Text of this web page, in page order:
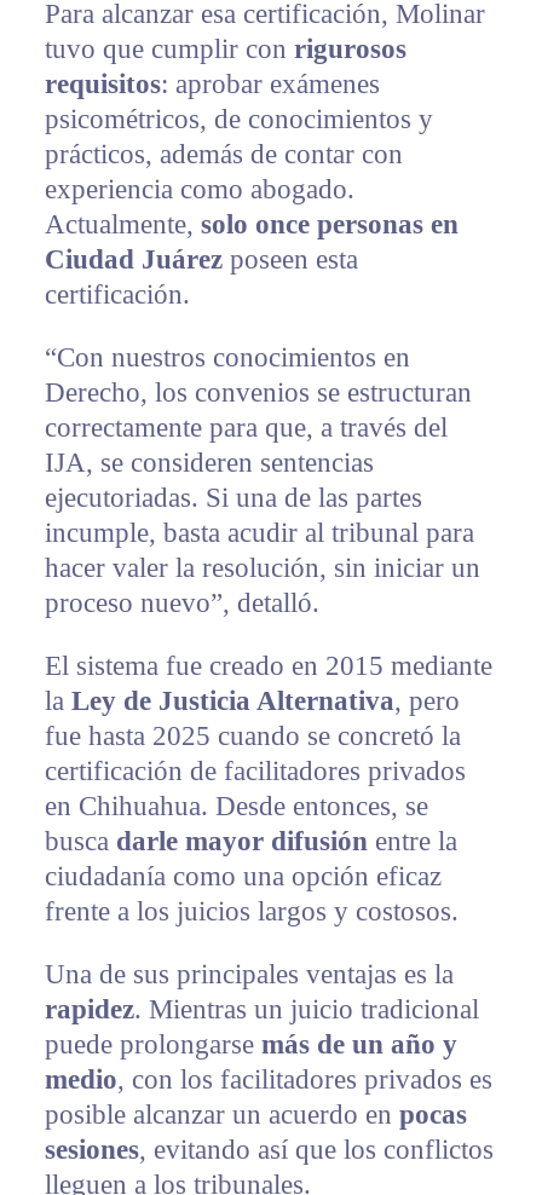
Para alcanzar esa certificación, Molinar
tuvo que cumplir con rigurosos
requisitos: aprobar exámenes
psicométricos, de conocimientos y
prácticos, además de contar con
experiencia como abogado.
Actualmente, solo once personas en
Ciudad Juárezposeen esta
certificación.
“Con nuestros conocimientos en
Derecho, los convenios se estructuran
correctamente para que, a través del
IJA, se consideren sentencias
ejecutoriadas. Si una de las partes
incumple, basta acudir al tribunal para
hacer valer la resolución, sin iniciar un
proceso nuevo”, detalló.
El sistema fue creado en 2015 mediante
la Ley de Justicia Alternativa, pero
fue hasta 2025 cuando se concretó la
certificación de facilitadores privados
en Chihuahua. Desde entonces, se
busca darle mayor difusión entre la
ciudadanía como una opción eficaz
frente a los juicios largos y costosos.
Una de sus principales ventajas es la
rapidez. Mientras un juicio tradicional
puede prolongarse más de un año y
medio, con los facilitadores privados es
posible alcanzar un acuerdo en pocas
sesiones, evitando así que los conflictos
lleguen a los tribunales.